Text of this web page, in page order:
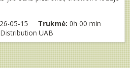
05-15 Trukmė: 0h 00 min
UAB